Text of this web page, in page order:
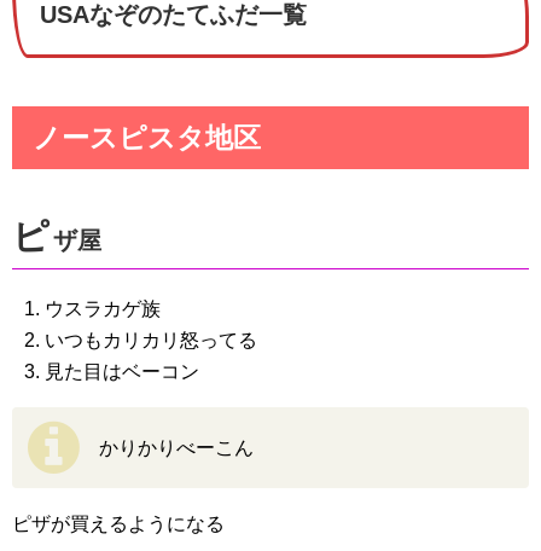
USAなぞのたてふだ一覧
ノースピスタ地区
ピザ屋
ウスラカゲ族
いつもカリカリ怒ってる
見た目はベーコン
かりかりべーこん
ピザが買えるようになる